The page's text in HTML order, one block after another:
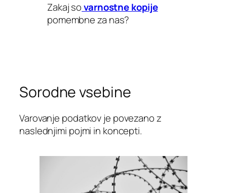
Zakaj sovarnostne kopije
pomembne za nas?
Sorodne vsebine
Varovanje podatkov je povezano z
naslednjimi pojmi in koncepti.